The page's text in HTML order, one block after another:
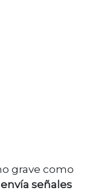
grave como
señales